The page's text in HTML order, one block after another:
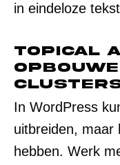
in eindeloze
Topical
In WordPress
uitbreiden, maar
hebben. Werk